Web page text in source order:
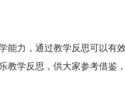
能力，通过教学反思可以有
教学反思，供大家参考借鉴